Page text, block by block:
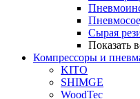
Сырая
Показать
Компрессоры и
KITO
SHIMGE
WoodTec